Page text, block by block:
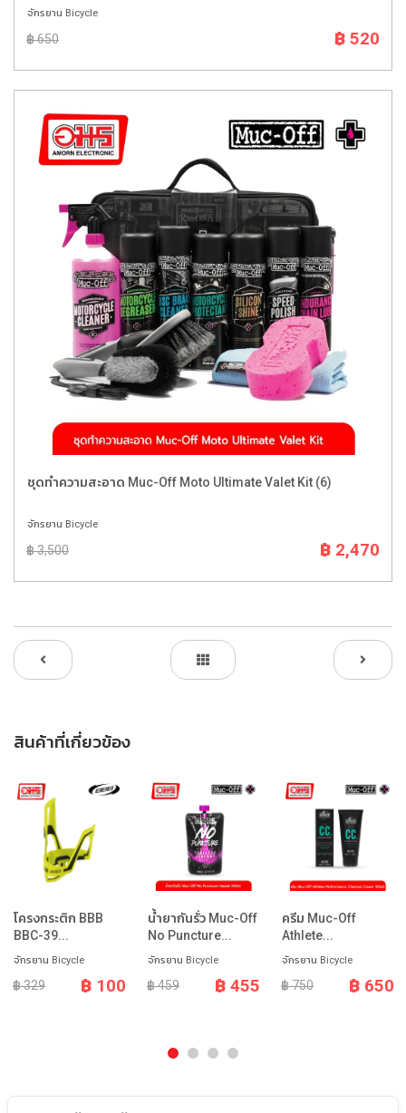
จักรยาน Bicycle
฿ 650 ฿ 520
ชุดทำความสะอาด Muc-Off Moto Ultimate Valet Kit (6)
จักรยาน Bicycle
฿ 3,500 ฿ 2,470
สินค้าที่เกี่ยวข้อง
โครงกระติก BBB
BBC-39...
จักรยาน Bicycle
฿ 329 ฿ 100
น้ำยากันรั่ว Muc-Off
No Puncture...
จักรยาน Bicycle
฿ 459 ฿ 455
ครีม Muc-Off
Athlete...
จักรยาน Bicycle
฿ 750 ฿ 650